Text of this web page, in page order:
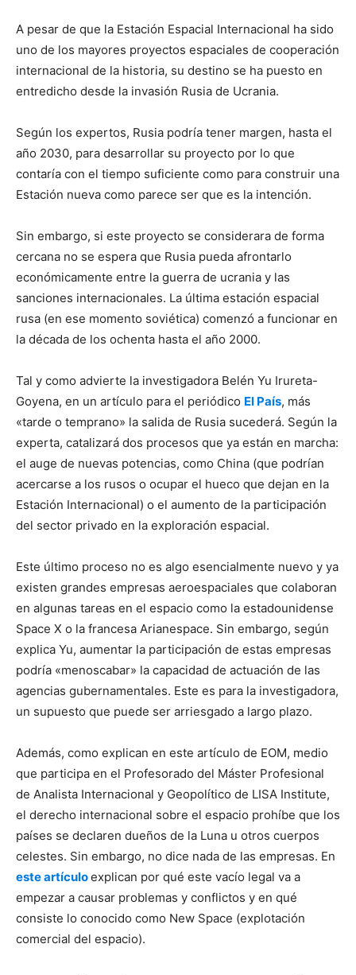
A pesar de que la Estación Espacial Internacional ha sido
uno de los mayores proyectos espaciales de cooperación
internacional de la historia, su destino se ha puesto en
entredicho desde la invasión Rusia de Ucrania.
Según los expertos, Rusia podría tener margen, hasta el
año 2030, para desarrollar su proyecto por lo que
contaría con el tiempo suficiente como para construir una
Estación nueva como parece ser que es la intención.
Sin embargo, si este proyecto se considerara de forma
cercana no se espera que Rusia pueda afrontarlo
económicamente entre la guerra de ucrania y las
sanciones internacionales. La última estación espacial
rusa (en ese momento soviética) comenzó a funcionar en
la década de los ochenta hasta el año 2000.
Tal y como advierte la investigadora Belén Yu Irureta-
Goyena, en un artículo para el periódico El País, más
«tarde o temprano» la salida de Rusia sucederá. Según la
experta, catalizará dos procesos que ya están en marcha:
el auge de nuevas potencias, como China (que podrían
acercarse a los rusos o ocupar el hueco que dejan en la
Estación Internacional) o el aumento de la participación
del sector privado en la exploración espacial.
Este último proceso no es algo esencialmente nuevo y ya
existen grandes empresas aeroespaciales que colaboran
en algunas tareas en el espacio como la estadounidense
Space X o la francesa Arianespace. Sin embargo, según
explica Yu, aumentar la participación de estas empresas
podría «menoscabar» la capacidad de actuación de las
agencias gubernamentales. Este es para la investigadora,
un supuesto que puede ser arriesgado a largo plazo.
Además, como explican en este artículo de EOM, medio
que participa en el Profesorado del Máster Profesional
de Analista Internacional y Geopolítico de LISA Institute,
el derecho internacional sobre el espacio prohíbe que los
países se declaren dueños de la Luna u otros cuerpos
celestes. Sin embargo, no dice nada de las empresas. En
este artículoexplican por qué este vacío legal va a
empezar a causar problemas y conflictos y en qué
consiste lo conocido como New Space (explotación
comercial del espacio).